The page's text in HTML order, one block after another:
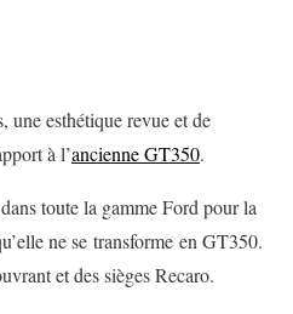
esthétique revue et de
à l’ancienne GT350.
toute la gamme Ford pour la
ne se transforme en GT350.
et des sièges Recaro.